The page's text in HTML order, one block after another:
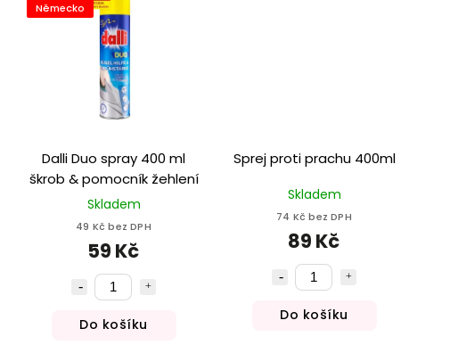
Německo
Dalli Duo spray 400 ml
škrob & pomocník žehlení
Skladem
49 Kč bez DPH
59 Kč
Do košíku
Sprej proti prachu 400ml
Skladem
74 Kč bez DPH
89 Kč
Do košíku